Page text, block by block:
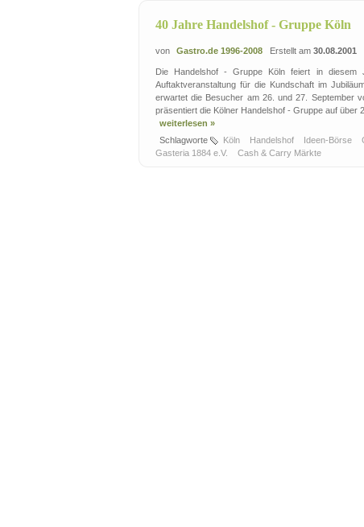
40 Jahre Handelshof - Gruppe Köln
von Gastro.de 1996-2008 Erstellt am 30.08.2001
Die Handelshof - Gruppe Köln feiert in
Auftaktveranstaltung für die Kundschaft im
erwartet die Besucher am 26. und 27. September
präsentiert die Kölner Handelshof - Gruppe auf über
weiterlesen »
Schlagworte
Köln Handelshof Ideen-Börse
Gasteria 1884 e.V.
Cash & Carry Märkte